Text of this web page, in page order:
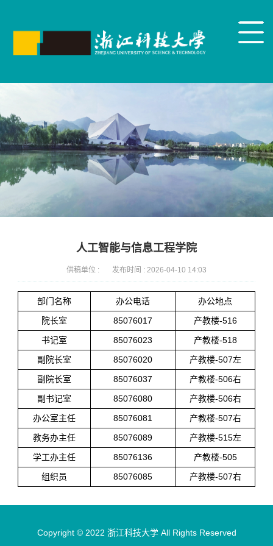
人工智能与信息工程学院
供稿单位 : 发布时间 : 2026-04-10 14:03
部门名称 办公电话
办公地点
院长室
85076017
产教楼-516
书记室
85076023
产教楼-518
副院长室
85076020
产教楼-507左
副院长室
85076037
产教楼-506右
副书记室
85076080
产教楼-506右
办公室主任
85076081
产教楼-507右
教务办主任
85076089
产教楼-515左
学工办主任
85076136
产教楼-505
组织员
85076085 产教楼-507右
Copyright © 2022 浙江科技大学 All Rights Reserved